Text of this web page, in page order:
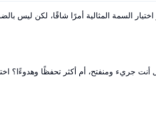
اختيار السمة المثالية أمرًا شاقًا، لكن ليس
أنت جريء ومنفتح، أم أكثر تحفظًا